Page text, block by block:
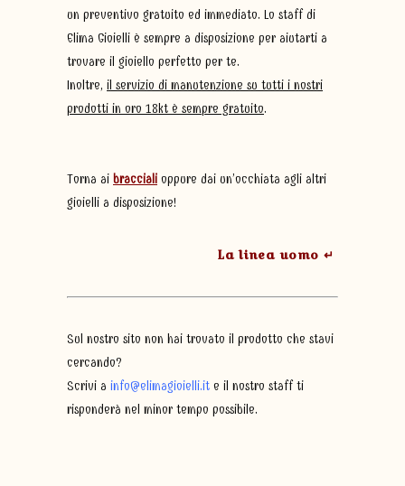
un preventivo gratuito ed immediato. Lo staff di
Elima Gioielli è sempre a disposizione per aiutarti a
trovare il gioiello perfetto per te.
Inoltre, il servizio di manutenzione su tutti i nostri
prodotti in oro 18kt è sempre gratuito.
Torna ai bracciali oppure dai un’occhiata agli altri
gioielli a disposizione!
La linea uomo ↵
Sul nostro sito non hai trovato il prodotto che stavi
cercando?
Scrivi a info@elimagioielli.it e il nostro staff ti
risponderà nel minor tempo possibile.